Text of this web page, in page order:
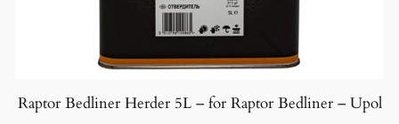
Raptor Bedliner Herder 5L – for Raptor Bedliner – Upol